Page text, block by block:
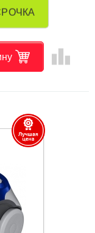
leaderboard